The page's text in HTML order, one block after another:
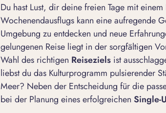
Du hast Lust, dir deine freien Tage mit
Wochenendausflugs kann eine aufregende
Umgebung zu entdecken und neue
gelungenen Reise liegt in der sorgfältigen
Wahl des richtigen Reiseziels ist
liebst du das Kulturprogramm pulsierender
Meer? Neben der Entscheidung für die
bei der Planung eines erfolgreichen Single-